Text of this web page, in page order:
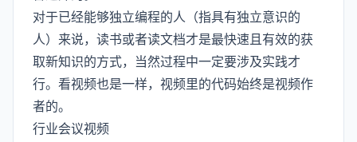
对于已经能够独立编程的人（指具有独立意识的
人）来说，读书或者读文档才是最快速且有效的获
取新知识的方式，当然过程中一定要涉及实践才
行。看视频也是一样，视频里的代码始终是视频作
者的。
行业会议视频